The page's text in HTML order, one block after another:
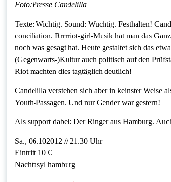
Foto:Presse Candelilla
Texte: Wichtig. Sound: Wuchtig. Festhalten!
conciliation. Rrrrriot-girl-Musik hat man das
noch was gesagt hat. Heute gestaltet sich das
(Gegenwarts-)Kultur auch politisch auf den
Riot machten dies tagtäglich deutlich!
Candelilla verstehen sich aber in keinster Weise
Youth-Passagen. Und nur Gender war gestern!
Als support dabei: Der Ringer aus Hamburg.
Sa., 06.102012 // 21.30 Uhr
Eintritt 10 €
Nachtasyl hamburg